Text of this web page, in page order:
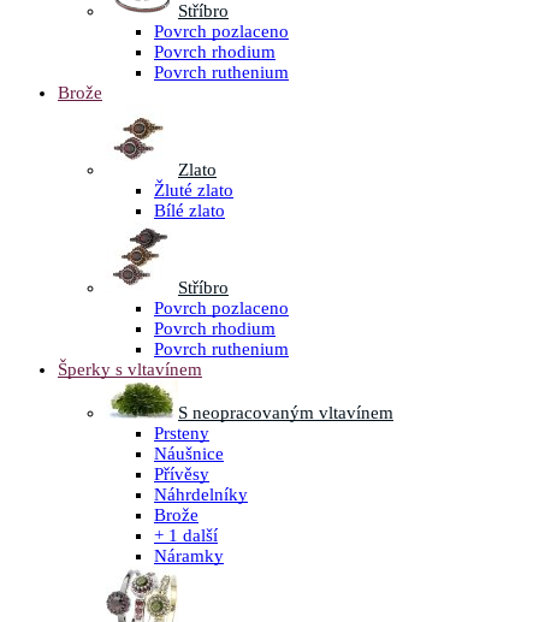
Stříbro
Povrch pozlaceno
Povrch rhodium
Povrch ruthenium
Brože
Zlato
Žluté zlato
Bílé zlato
Stříbro
Povrch pozlaceno
Povrch rhodium
Povrch ruthenium
Šperky s vltavínem
S neopracovaným vltavínem
Prsteny
Náušnice
Přívěsy
Náhrdelníky
Brože
+ 1 další
Náramky